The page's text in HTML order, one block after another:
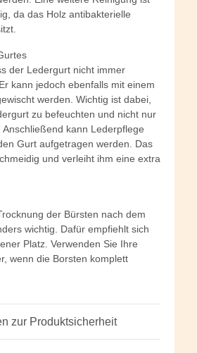
da das Holz antibakterielle
der Ledergurt nicht immer
kann jedoch ebenfalls mit einem
werden. Wichtig ist dabei,
zu befeuchten und nicht nur
Anschließend kann Lederpflege
Gurt aufgetragen werden. Das
und verleiht ihm eine extra
der Bürsten nach dem
wichtig. Dafür empfiehlt sich
Platz. Verwenden Sie Ihre
wenn die Borsten komplett
zur Produktsicherheit